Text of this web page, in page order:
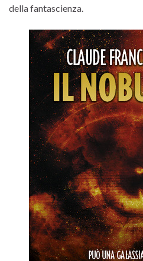
della fantascienza.